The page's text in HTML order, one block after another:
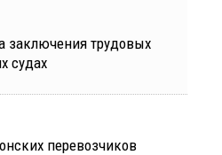
заключения трудовых
судах
перевозчиков